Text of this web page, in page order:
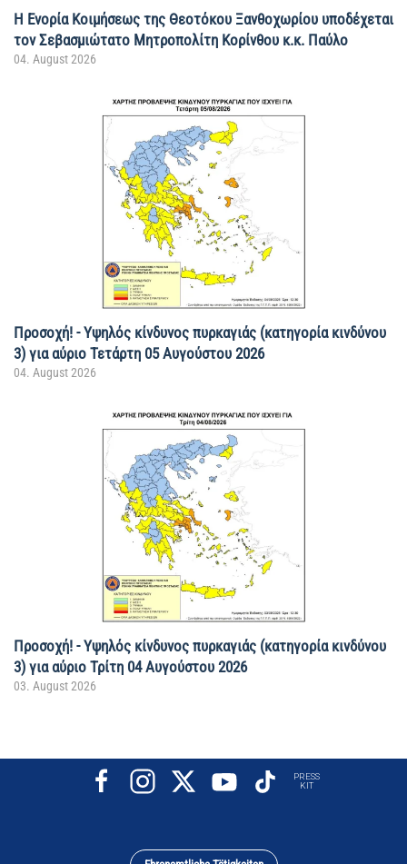
Η Ενορία Κοιμήσεως της Θεοτόκου Ξανθοχωρίου υποδέχεται
τον Σεβασμιώτατο Μητροπολίτη Κορίνθου κ.κ. Παύλο
04. August 2026
Προσοχή! - Υψηλός κίνδυνος πυρκαγιάς (κατηγορία κινδύνου
3) για αύριο Τετάρτη 05 Αυγούστου 2026
04. August 2026
Προσοχή! - Υψηλός κίνδυνος πυρκαγιάς (κατηγορία κινδύνου
3) για αύριο Τρίτη 04 Αυγούστου 2026
03. August 2026
PRESS
KIT